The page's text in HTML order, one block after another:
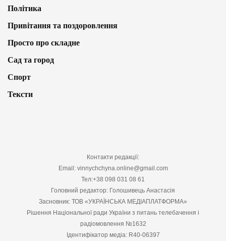
Політика
Привітання та поздоровлення
Просто про складне
Сад та город
Спорт
Тексти
Контакти редакції:
Email: vinnychchyna.online@gmail.com
Тел:+38 098 031 08 61
Головний редактор: Голошивець Анастасія
Засновник: ТОВ «УКРАЇНСЬКА МЕДІАПЛАТФОРМА»
Рішення Національної ради України з питань телебачення і
радіомовлення №1632
Ідентифікатор медіа: R40-06397